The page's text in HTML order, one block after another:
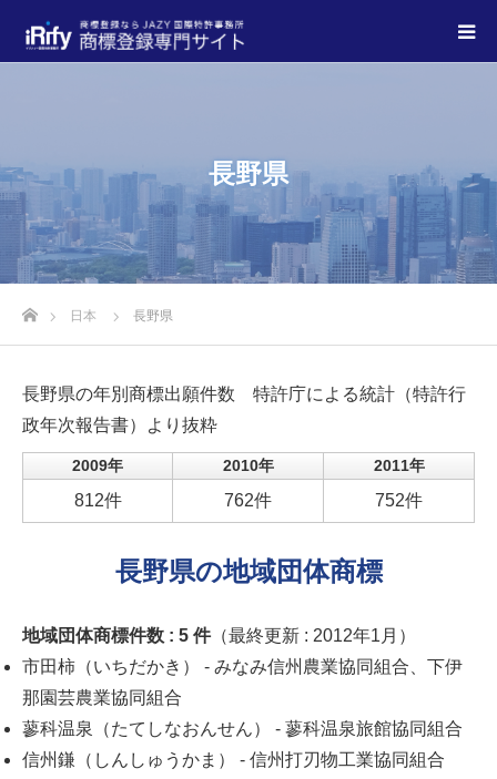
長野県
日本 長野県
長野県の年別商標出願件数 特許庁による統計（特許行
政年次報告書）より抜粋
2009年 2010年 2011年
812件 762件 752件
長野県の地域団体商標
地域団体商標件数 : 5 件（最終更新 : 2012年1月）
市田柿（いちだかき）
- みなみ信州農業協同組合、下伊
那園芸農業協同組合
蓼科温泉（たてしなおんせん）
- 蓼科温泉旅館協同組合
信州鎌（しんしゅうかま）
- 信州打刃物工業協同組合